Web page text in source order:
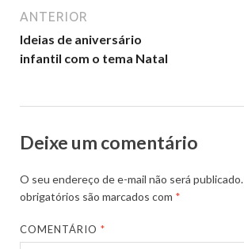
b
o
o
d
o
n
ANTERIOR
Ideias de aniversário
infantil com o tema Natal
Deixe um comentário
O seu endereço de e-mail não será publicado.
obrigatórios são marcados com *
COMENTÁRIO*